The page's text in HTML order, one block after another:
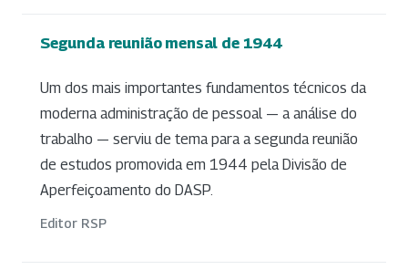
Segunda reunião mensal de 1944
Um dos mais importantes fundamentos técnicos da
moderna administração de pessoal — a análise do
trabalho — serviu de tema para a segunda reunião
de estudos promovida em 1944 pela Divisão de
Aperfeiçoamento do DASP.
Editor RSP